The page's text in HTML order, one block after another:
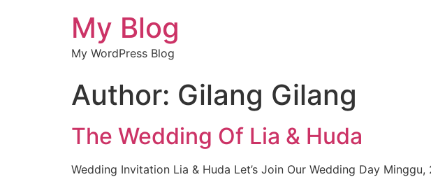
My Blog
My WordPress Blog
Author: Gilang Gilang
The Wedding Of Lia & Huda
Wedding Invitation Lia & Huda Let’s Join Our Wedding Day